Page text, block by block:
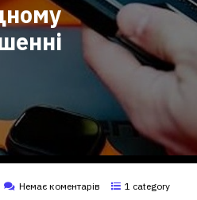
Немає коментарів 1 category